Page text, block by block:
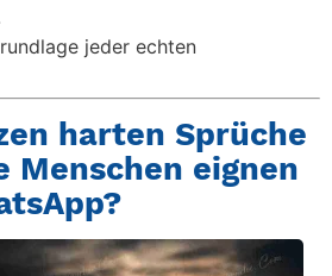
jeder echten
harten Sprüche
Menschen eignen